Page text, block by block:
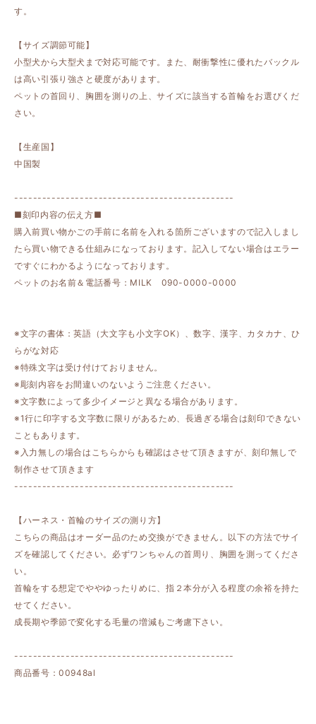
す。
【サイズ調節可能】
小型犬から大型犬まで対応可能です。また、耐衝撃性に優れたバックル
は高い引張り強さと硬度があります。
ペットの首回り、胸囲を測りの上、サイズに該当する首輪をお選びくだ
さい。
【生産国】
中国製
-----------------------------------------------
■刻印内容の伝え方■
購入前買い物かごの手前に名前を入れる箇所ございますので記入しまし
たら買い物できる仕組みになっております。記入してない場合はエラー
ですぐにわかるようになっております。
ペットのお名前＆電話番号：MILK 090-0000-0000
※文字の書体：英語（大文字も小文字OK）、数字、漢字、カタカナ、ひ
らがな対応
※特殊文字は受け付けておりません。
※彫刻内容をお間違いのないようご注意ください。
※文字数によって多少イメージと異なる場合があります。
※1行に印字する文字数に限りがあるため、長過ぎる場合は刻印できない
こともあります。
※入力無しの場合はこちらからも確認はさせて頂きますが、刻印無しで
制作させて頂きます
-----------------------------------------------
【ハーネス・首輪のサイズの測り方】
こちらの商品はオーダー品のため交換ができません。以下の方法でサイ
ズを確認してください。必ずワンちゃんの首周り、胸囲を測ってくださ
い。
首輪をする想定でややゆったりめに、指２本分が入る程度の余裕を持た
せてください。
成長期や季節で変化する毛量の増減もご考慮下さい。
-----------------------------------------------
商品番号：00948al